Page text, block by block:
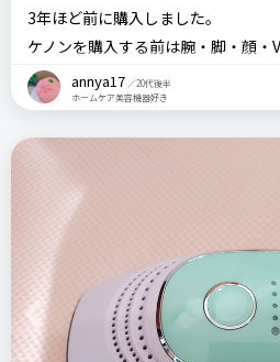
・最初は発射レベルを１から始め、
合わせて調節してください。
取扱説明書にもありますが、肌の
控えください。
・目の保護のため、付属のサング
さい。
おすすめする人・おすすめしない人
おすすめする人
→店舗ではなく家庭での脱毛を希望
続する時間がある方
ャルとして使用することが可能にな
脱毛をしながら肌のハリツヤをア
器としても使えるのでとても優秀で
BiiToⅡ
1ヶ月
3年ほど前に購入しました。
ケノンを購入する前は腕・脚・顔・
いましたが、剃刀での処理には限
とで家庭用脱毛器を探しケノンに辿
少々恥ずかしかったため自身での
至りました。
また、私が利用を始めたのは来年の
ートしました。
（冬は脱毛やダイエットのチャンス
実際の使い勝手ですが、お風呂上
に、保冷剤で照射する部分を冷却し
annya17 ／20代後半
ホームケア美容機器好き
Previous